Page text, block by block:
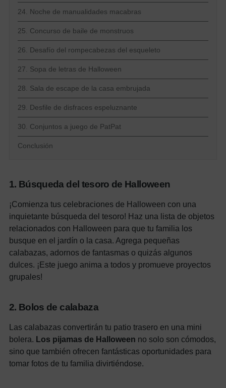
24. Noche de manualidades macabras
25. Concurso de baile de monstruos
26. Desafío del rompecabezas del esqueleto
27. Sopa de letras de Halloween
28. Sala de escape de la casa embrujada
29. Desfile de disfraces espeluznante
30. Conjuntos a juego de PatPat
Conclusión
1. Búsqueda del tesoro de Halloween
¡Comienza tus celebraciones de Halloween con una
inquietante búsqueda del tesoro! Haz una lista de objetos
relacionados con Halloween para que tu familia los
busque en el jardín o la casa. Agrega pequeñas
calabazas, adornos de fantasmas o quizás algunos
dulces. ¡Este juego anima a todos y promueve proyectos
grupales!
2. Bolos de calabaza
Las calabazas convertirán tu patio trasero en una mini
bolera. Los pijamas de Halloween no solo son cómodos,
sino que también ofrecen fantásticas oportunidades para
tomar fotos de tu familia divirtiéndose.